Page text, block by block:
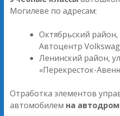
Могилеве по адресам:
Октябрьский
Автоцентр
Ленинский район,
«Перекресток-
Отработка элементов
автомобилем на